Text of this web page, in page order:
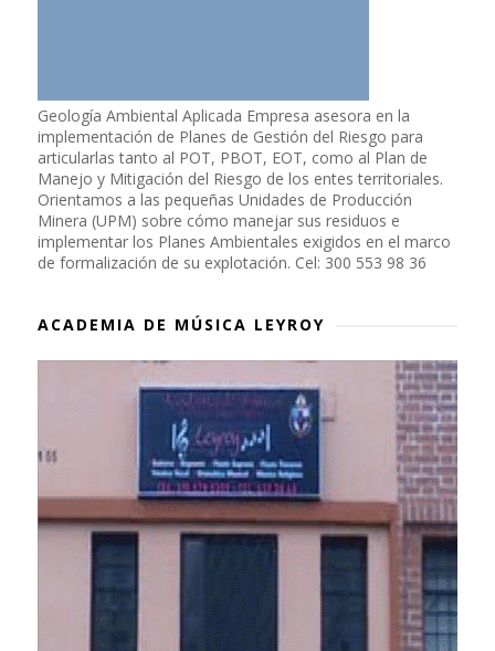
Geología Ambiental Aplicada Empresa asesora en la
implementación de Planes de Gestión del Riesgo para
articularlas tanto al POT, PBOT, EOT, como al Plan de
Manejo y Mitigación del Riesgo de los entes territoriales.
Orientamos a las pequeñas Unidades de Producción
Minera (UPM) sobre cómo manejar sus residuos e
implementar los Planes Ambientales exigidos en el marco
de formalización de su explotación. Cel: 300 553 98 36
ACADEMIA DE MÚSICA LEYROY